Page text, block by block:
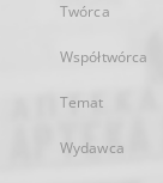
Twórca
Współtwórca
Temat
Wydawca